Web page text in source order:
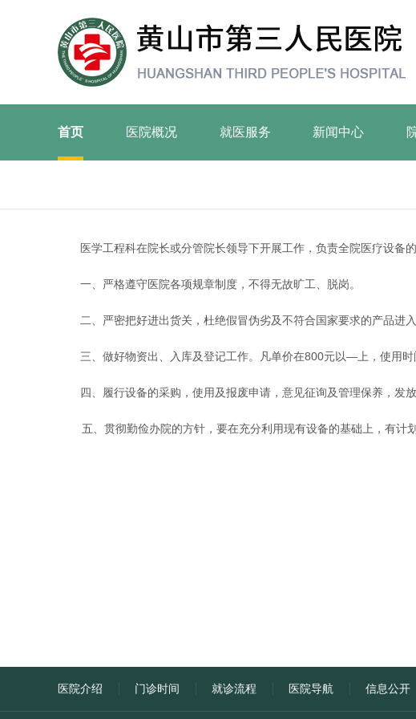
首页 医院概况 就医服务 新闻中心
医学工程科在院长或分管院长领导下开展工作，负责全院医疗设备
一、严格遵守医院各项规章制度，不得无故旷工、脱岗。
二、严密把好进出货关，杜绝假冒伪劣及不符合国家要求的产品进入
三、做好物资出、入库及登记工作。凡单价在800元以—上，使用
四、履行设备的采购，使用及报废申请，意见征询及管理保养，发
五、贯彻勤俭办院的方针，要在充分利用现有设备的基础上，有计
医院介绍 门诊时间 就诊流程 医院导航 信息公开